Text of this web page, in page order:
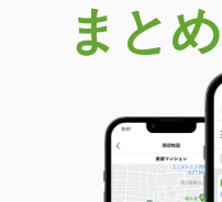
まと